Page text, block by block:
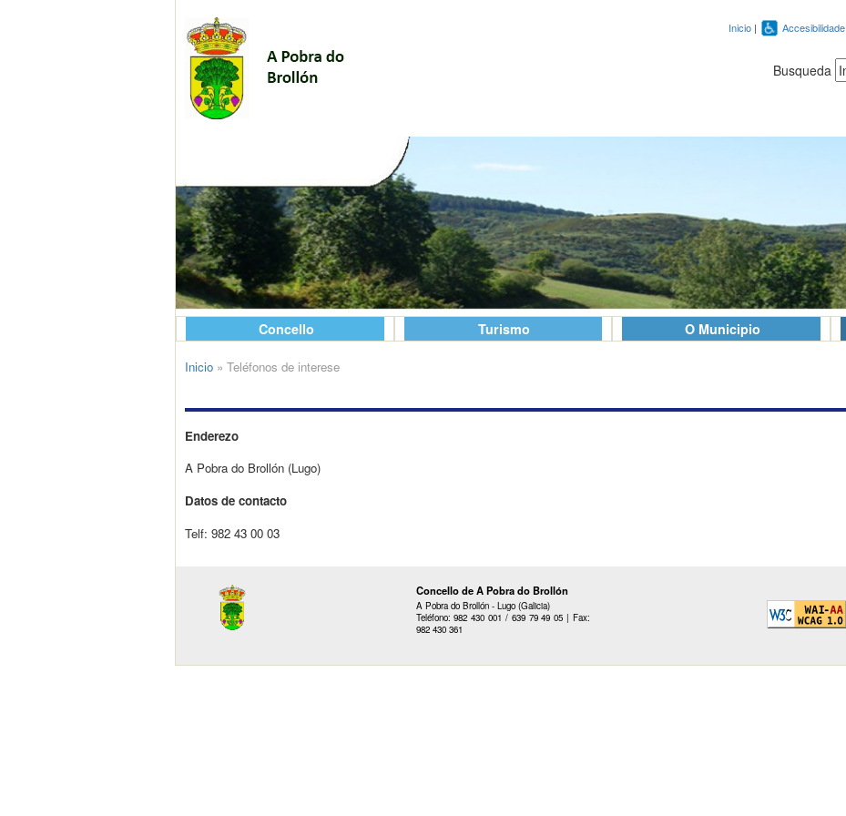
Inicio | Accesibilidade
Busqueda
Concello Turismo O Municipio
Inicio » Teléfonos de interese
Enderezo
A Pobra do Brollón (Lugo)
Datos de contacto
Telf: 982 43 00 03
Concello de A Pobra do Brollón
A Pobra do Brollón - Lugo (Galicia)
Teléfono: 982 430 001 / 639 79 49 05 | Fax:
982 430 361